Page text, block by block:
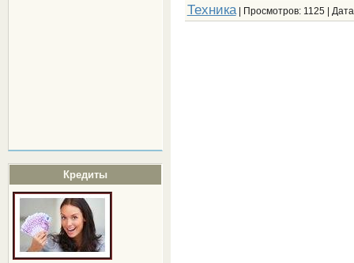
Кредиты
Техника| Просмотров: 1125 |